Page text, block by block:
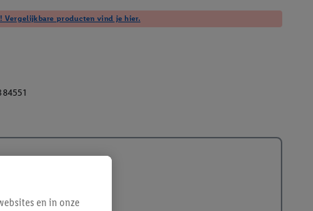
Vergelijkbare producten vind je hier.
en in onze